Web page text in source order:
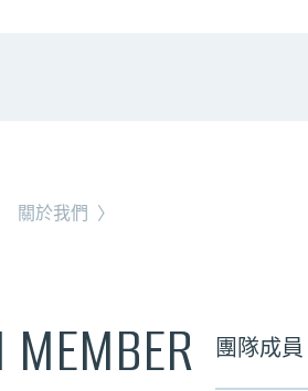
關於我們 〉
MEMBER 團隊成員